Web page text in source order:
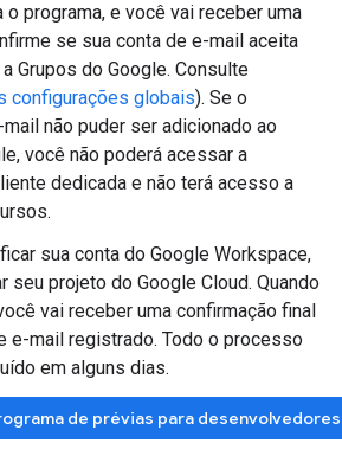
o programa, e você vai receber uma
se sua conta de e-mail aceita
Grupos do Google. Consulte
configurações globais). Se o
não puder ser adicionado ao
você não poderá acessar a
dedicada e não terá acesso a
sua conta do Google Workspace,
seu projeto do Google Cloud. Quando
vai receber uma confirmação final
e-mail registrado. Todo o processo
em alguns dias.
de prévias para desenvolvedores